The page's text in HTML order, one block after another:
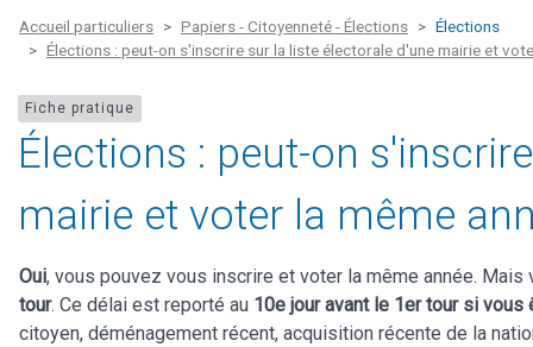
Accueil particuliers Papiers - Citoyenneté - Élections
Élections
Élections : peut-on s'inscrire sur la liste électorale d'une mairie et
Fiche pratique
Élections : peut-on
mairie et voter la même
Oui, vous pouvez vous inscrire et voter la même année.
tour. Ce délai est reporté au 10e jour avant le 1er tour si
citoyen, déménagement récent, acquisition récente de la